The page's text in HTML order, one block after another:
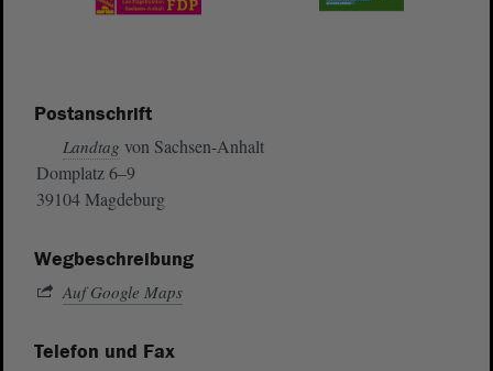
Postanschrift
Landtag von Sachsen-Anhalt
Domplatz 6–9
39104 Magdeburg
Wegbeschreibung
Auf Google Maps
Telefon und Fax